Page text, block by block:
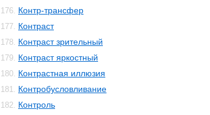
176. Контр-трансфер
177. Контраст
178. Контраст зрительный
179. Контраст яркостный
180. Контрастная иллюзия
181. Контробусловливание
182. Контроль